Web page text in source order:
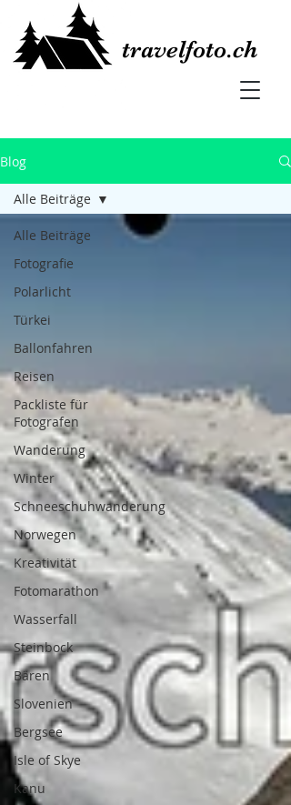
travelfoto.ch
Blog
Alle Beiträge
Fotografie
Polarlicht
Türkei
Ballonfahren
Reisen
Packliste für
Fotografen
Wanderung
Winter
Schneeschuhwanderung
Norwegen
Kreativität
Fotomarathon
Wasserfall
Steinbock
Bären
Slovenien
Bergsee
Isle of Skye
Kanu
Alle Beiträge